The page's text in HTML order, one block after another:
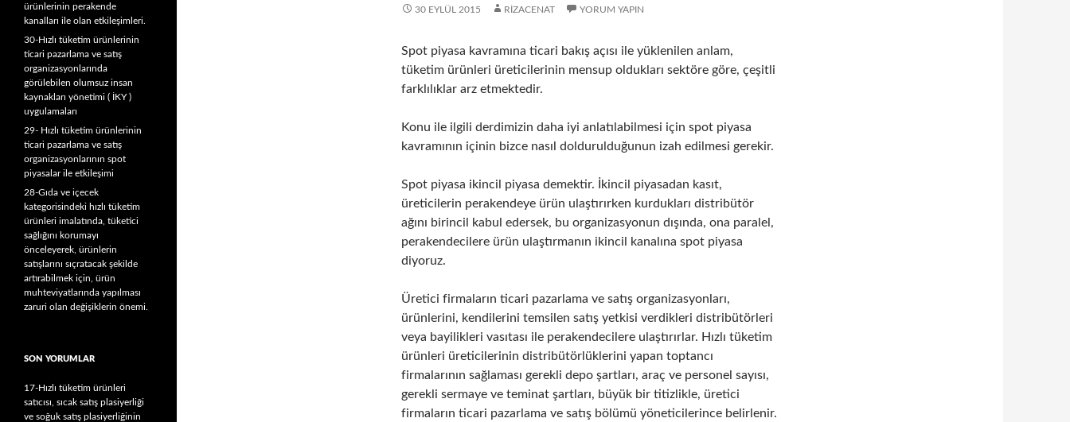
30 EYLÜL 2015 RIZACENAT YORUM YAPIN
Spot piyasa kavramına ticari bakış açısı ile yüklenilen anlam,
tüketim ürünleri üreticilerinin mensup oldukları sektöre göre, çeşitli
farklılıklar arz etmektedir.
Konu ile ilgili derdimizin daha iyi anlatılabilmesi için spot piyasa
kavramının içinin bizce nasıl doldurulduğunun izah edilmesi gerekir.
Spot piyasa ikincil piyasa demektir. İkincil piyasadan kasıt,
üreticilerin perakendeye ürün ulaştırırken kurdukları distribütör
ağını birincil kabul edersek, bu organizasyonun dışında, ona paralel,
perakendecilere ürün ulaştırmanın ikincil kanalına spot piyasa
diyoruz.
Üretici firmaların ticari pazarlama ve satış organizasyonları,
ürünlerini, kendilerini temsilen satış yetkisi verdikleri distribütörleri
veya bayilikleri vasıtası ile perakendecilere ulaştırırlar. Hızlı tüketim
ürünleri üreticilerinin distribütörlüklerini yapan toptancı
firmalarının sağlaması gerekli depo şartları, araç ve personel sayısı,
gerekli sermaye ve teminat şartları, büyük bir titizlikle, üretici
firmaların ticari pazarlama ve satış bölümü yöneticilerince belirlenir.
ürünlerinin perakende
kanalları ile olan etkileşimleri.
30-Hızlı tüketim ürünlerinin
ticari pazarlama ve satış
organizasyonlarında
görülebilen olumsuz insan
kaynakları yönetimi ( İKY )
uygulamaları
29- Hızlı tüketim ürünlerinin
ticari pazarlama ve satış
organizasyonlarının spot
piyasalar ile etkileşimi
28-Gıda ve içecek
kategorisindeki hızlı tüketim
ürünleri imalatında, tüketici
sağlığını korumayı
önceleyerek, ürünlerin
satışlarını sıçratacak şekilde
artırabilmek için, ürün
muhteviyatlarında yapılması
zaruri olan değişiklerin önemi.
SON YORUMLAR
17-Hızlı tüketim ürünleri
satıcısı, sıcak satış plasiyerliği
ve soğuk satış plasiyerliğinin